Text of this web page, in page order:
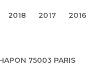
2018 2017 2016
75003 PARIS